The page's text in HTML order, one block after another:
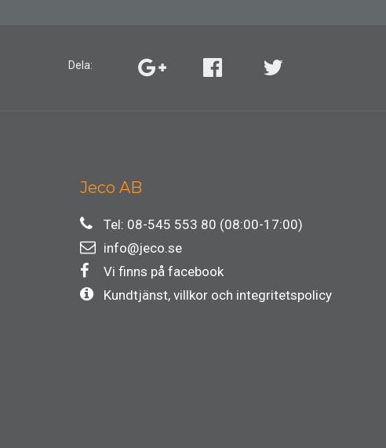
Dela:
Jeco AB
Tel: 08-545 553 80 (08:00-17:00)
info@jeco.se
Vi finns på facebook
Kundtjänst, villkor och integritetspolicy